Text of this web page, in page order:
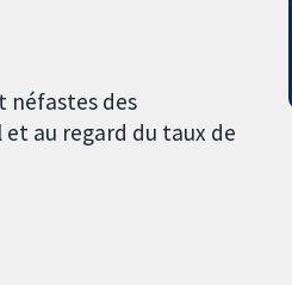
néfastes des
au regard du taux de